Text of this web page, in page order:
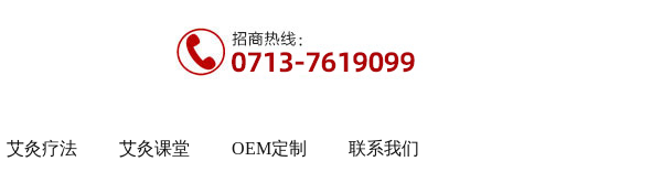
艾灸疗法 艾灸课堂 OEM定制 联系我们